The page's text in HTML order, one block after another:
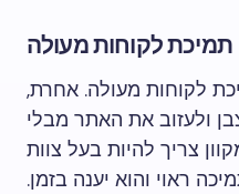
תמיכת לקוחות מעולה
לקוחות מעולה. אחרת,
ולעזוב את האתר מבלי
צריך להיות בעל צוות
ראוי והוא יענה בזמן.